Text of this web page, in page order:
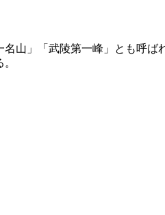
山」「武陵第一峰」とも呼ば